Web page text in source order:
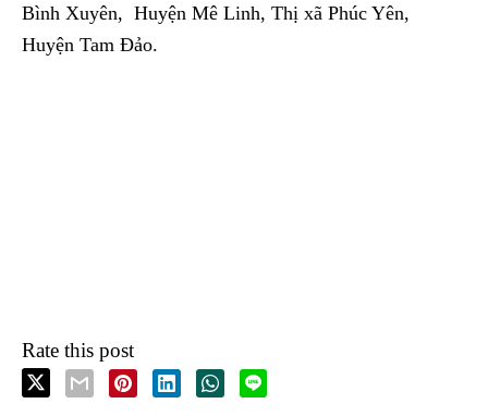
Bình Xuyên, Huyện Mê Linh, Thị xã Phúc Yên,
Huyện Tam Đảo.
Rate this post